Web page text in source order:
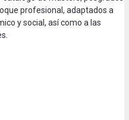
profesional, adaptados a
y social, así como a las